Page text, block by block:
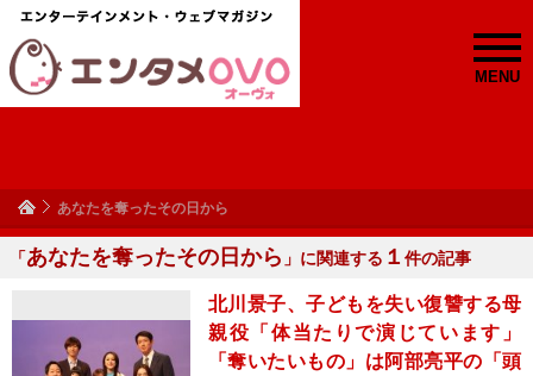
MENU
あなたを奪ったその日から
「あなたを奪ったその日から 」に関連する １ 件の記事
北川景子、子どもを失い復讐する母
親役「体当たりで演じています」
「奪いたいもの」は阿部亮平の「頭